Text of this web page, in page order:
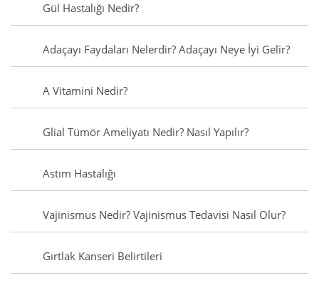
Gül Hastalığı Nedir?
Adaçayı Faydaları Nelerdir? Adaçayı Neye İyi Gelir?
A Vitamini Nedir?
Glial Tümör Ameliyatı Nedir? Nasıl Yapılır?
Astım Hastalığı
Vajinismus Nedir? Vajinismus Tedavisi Nasıl Olur?
Gırtlak Kanseri Belirtileri